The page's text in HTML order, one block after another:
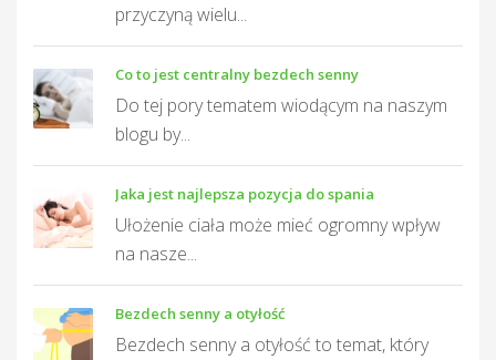
przyczyną wielu...
Co to jest centralny bezdech senny
Do tej pory tematem wiodącym na naszym
blogu by...
Jaka jest najlepsza pozycja do spania
Ułożenie ciała może mieć ogromny wpływ
na nasze...
Bezdech senny a otyłość
Bezdech senny a otyłość to temat, który